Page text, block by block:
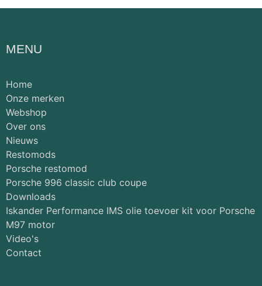
MENU
Home
Onze merken
Webshop
Over ons
Nieuws
Restomods
Porsche restomod
Porsche 996 classic club coupe
Downloads
Iskander Performance IMS olie toevoer kit voor Porsche
M97 motor
Video's
Contact